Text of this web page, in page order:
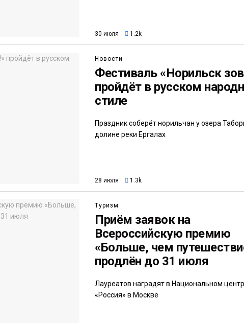
30 июля 1.2k
Новости
Фестиваль «Норильск
пройдёт в русском
стиле
Праздник соберёт норильчан у озера
долине реки Ергалах
28 июля 1.3k
Туризм
Приём заявок на
Всероссийскую премию
«Больше, чем
продлён до 31 июля
Лауреатов наградят в Национальном
«Россия» в Москве